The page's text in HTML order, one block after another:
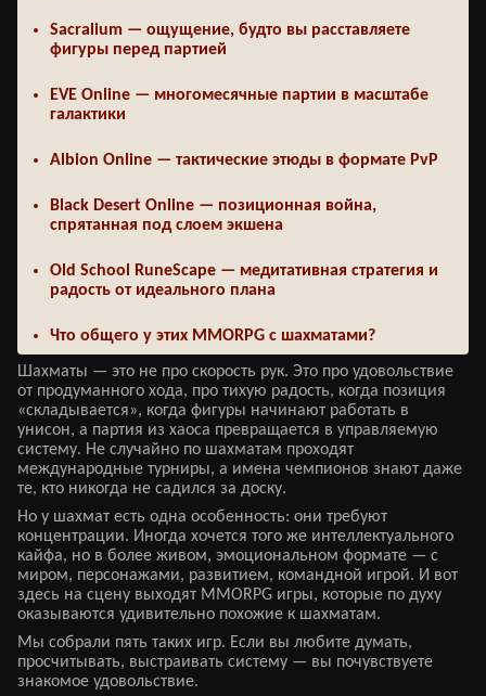
Sacralium — ощущение, будто вы расставляете
фигуры перед партией
EVE Online — многомесячные партии в масштабе
галактики
Albion Online — тактические этюды в формате PvP
Black Desert Online — позиционная война,
спрятанная под слоем экшена
Old School RuneScape — медитативная стратегия и
радость от идеального плана
Что общего у этих MMORPG с шахматами?
Шахматы — это не про скорость рук. Это про удовольствие
от продуманного хода, про тихую радость, когда позиция
«складывается», когда фигуры начинают работать в
унисон, а партия из хаоса превращается в управляемую
систему. Не случайно по шахматам проходят
международные турниры, а имена чемпионов знают даже
те, кто никогда не садился за доску.
Но у шахмат есть одна особенность: они требуют
концентрации. Иногда хочется того же интеллектуального
кайфа, но в более живом, эмоциональном формате — с
миром, персонажами, развитием, командной игрой. И вот
здесь на сцену выходят MMORPG игры, которые по духу
оказываются удивительно похожие к шахматам.
Мы собрали пять таких игр. Если вы любите думать,
просчитывать, выстраивать систему — вы почувствуете
знакомое удовольствие.